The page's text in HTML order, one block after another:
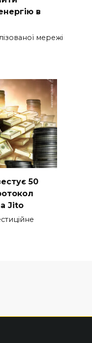
в
мережі
50
Jito